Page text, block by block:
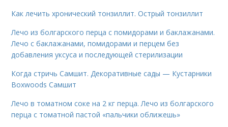
Как лечить хронический тонзиллит. Острый тонзиллит
Лечо из болгарского перца с помидорами и баклажанами.
Лечо с баклажанами, помидорами и перцем без
добавления уксуса и последующей стерилизации
Когда стричь Самшит. Декоративные сады — Кустарники
Boxwoods Самшит
Лечо в томатном соке на 2 кг перца. Лечо из болгарского
перца с томатной пастой «пальчики оближешь»